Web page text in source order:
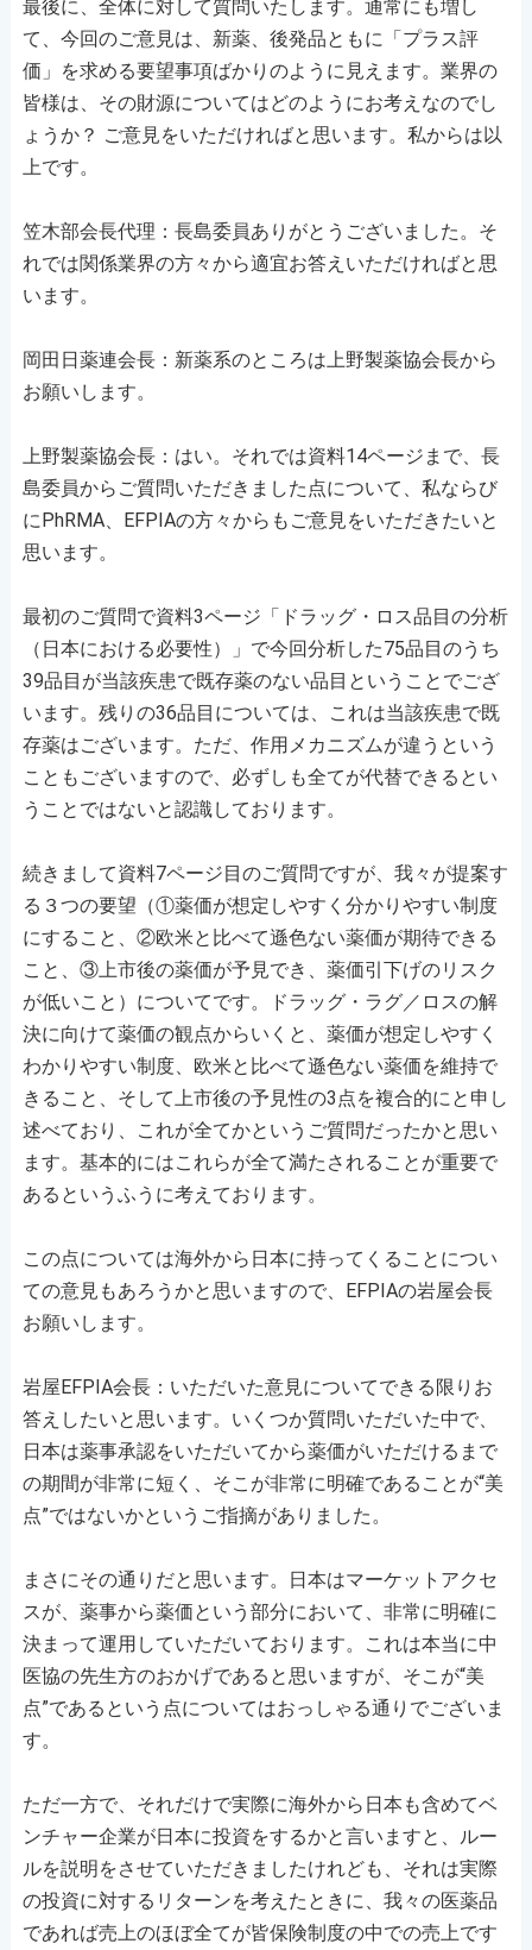
最後に、全体に対して質問いたします。通常にも増し
て、今回のご意見は、新薬、後発品ともに「プラス評
価」を求める要望事項ばかりのように見えます。業界の
皆様は、その財源についてはどのようにお考えなのでし
ょうか？ ご意見をいただければと思います。私からは以
上です。
笠木部会長代理：長島委員ありがとうございました。そ
れでは関係業界の方々から適宜お答えいただければと思
います。
岡田日薬連会長：新薬系のところは上野製薬協会長から
お願いします。
上野製薬協会長：はい。それでは資料14ページまで、長
島委員からご質問いただきました点について、私ならび
にPhRMA、EFPIAの方々からもご意見をいただきたいと
思います。
最初のご質問で資料3ページ「ドラッグ・ロス品目の分析
（日本における必要性）」で今回分析した75品目のうち
39品目が当該疾患で既存薬のない品目ということでござ
います。残りの36品目については、これは当該疾患で既
存薬はございます。ただ、作用メカニズムが違うという
こともございますので、必ずしも全てが代替できるとい
うことではないと認識しております。
続きまして資料7ページ目のご質問ですが、我々が提案す
る３つの要望（①薬価が想定しやすく分かりやすい制度
にすること、②欧米と比べて遜色ない薬価が期待できる
こと、③上市後の薬価が予見でき、薬価引下げのリスク
が低いこと）についてです。ドラッグ・ラグ／ロスの解
決に向けて薬価の観点からいくと、薬価が想定しやすく
わかりやすい制度、欧米と比べて遜色ない薬価を維持で
きること、そして上市後の予見性の3点を複合的にと申し
述べており、これが全てかというご質問だったかと思い
ます。基本的にはこれらが全て満たされることが重要で
あるというふうに考えております。
この点については海外から日本に持ってくることについ
ての意見もあろうかと思いますので、EFPIAの岩屋会長
お願いします。
岩屋EFPIA会長：いただいた意見についてできる限りお
答えしたいと思います。いくつか質問いただいた中で、
日本は薬事承認をいただいてから薬価がいただけるまで
の期間が非常に短く、そこが非常に明確であることが“美
点”ではないかというご指摘がありました。
まさにその通りだと思います。日本はマーケットアクセ
スが、薬事から薬価という部分において、非常に明確に
決まって運用していただいております。これは本当に中
医協の先生方のおかげであると思いますが、そこが“美
点”であるという点についてはおっしゃる通りでございま
す。
ただ一方で、それだけで実際に海外から日本も含めてベ
ンチャー企業が日本に投資をするかと言いますと、ルー
ルを説明をさせていただきましたけれども、それは実際
の投資に対するリターンを考えたときに、我々の医薬品
であれば売上のほぼ全てが皆保険制度の中での売上です